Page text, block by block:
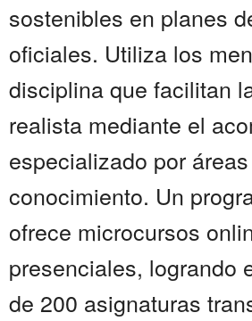
sostenibles en planes
oficiales. Utiliza los
disciplina que facilitan
realista mediante el
especializado por
conocimiento. Un
ofrece microcursos
presenciales, logrando
de 200 asignaturas